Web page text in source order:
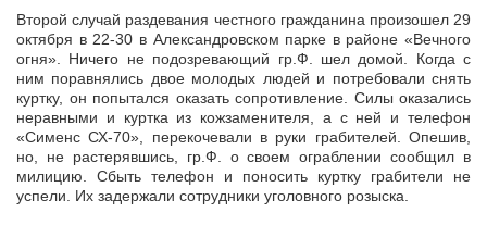
Второй случай раздевания честного гражданина произошел 29
октября в 22-30 в Александровском парке в районе «Вечного
огня». Ничего не подозревающий гр.Ф. шел домой. Когда с
ним поравнялись двое молодых людей и потребовали снять
куртку, он попытался оказать сопротивление. Силы оказались
неравными и куртка из кожзаменителя, а с ней и телефон
«Сименс СХ-70», перекочевали в руки грабителей. Опешив,
но, не растерявшись, гр.Ф. о своем ограблении сообщил в
милицию. Сбыть телефон и поносить куртку грабители не
успели. Их задержали сотрудники уголовного розыска.